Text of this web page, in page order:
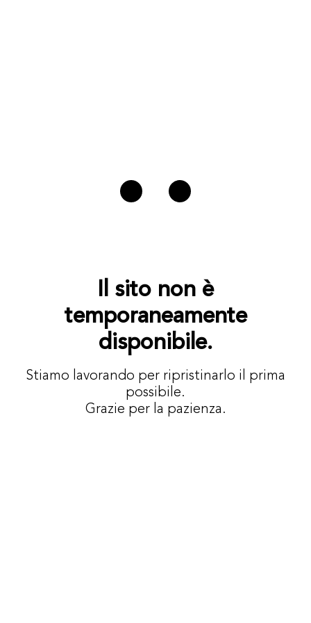
Il sito non è
temporaneamente
disponibile.
Stiamo lavorando per ripristinarlo il prima
possibile.
Grazie per la pazienza.